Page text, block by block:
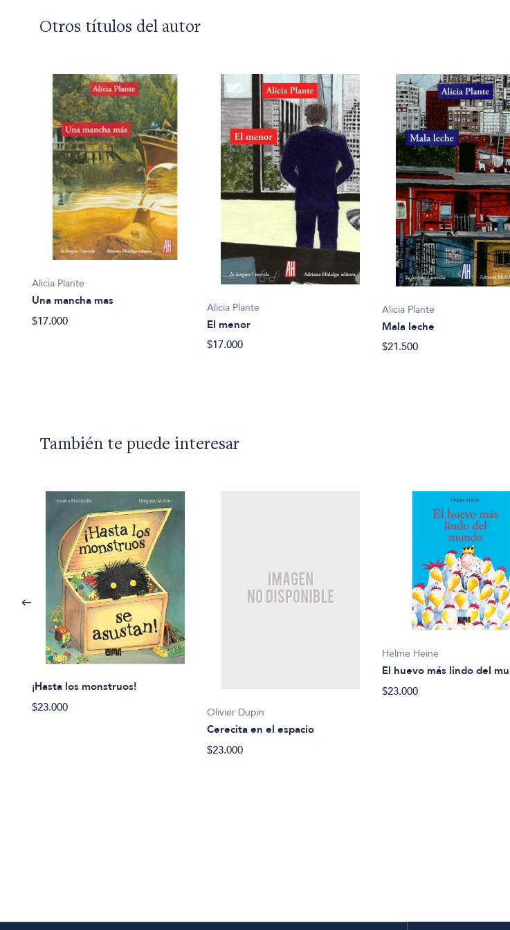
Otros títulos del autor
Alicia Plante
Una mancha mas
$17.000
Alicia Plante
El menor
$17.000
Alicia Plante
Mala leche
$21.500
También te puede interesar
¡Hasta los monstruos!
$23.000
Olivier Dupin
Cerecita en el espacio
$23.000
Helme Heine
El huevo más lindo del
$23.000